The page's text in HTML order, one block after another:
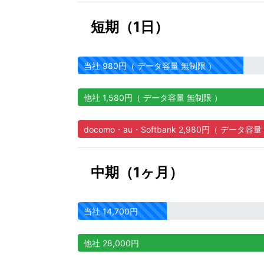
短期（1日）
当社 980円（ データ容量 無制限 ）
他社 1,580円（ データ容量 無制限 ）
docomo・au・Softbank 2,980円（ データ容量
中期（1ヶ月）
当社 14,700円
他社 28,000円